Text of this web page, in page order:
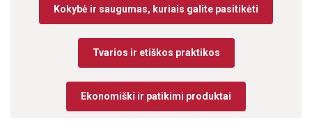
Kokybė ir saugumas, kuriais galite pasitikėti
Tvarios ir etiškos praktikos
Ekonomiški ir patikimi produktai
Funkciniai Neklasifikuojami
AŠ SUTINKU